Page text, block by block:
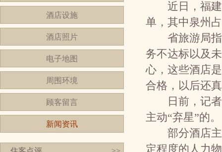
酒店设施
酒店照片
电子地图
周围环境
顾客留言
新闻资讯
近日，福建
单，其中泉州
省旅游局指
务不达标以及
心，这些酒店
合格，以后还
日前，记者
主动“弃星”的。
部分酒店主
定程度的人力